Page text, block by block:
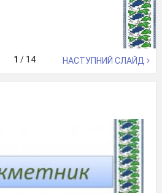
1 / 14 НАСТУПНИЙ СЛАЙД